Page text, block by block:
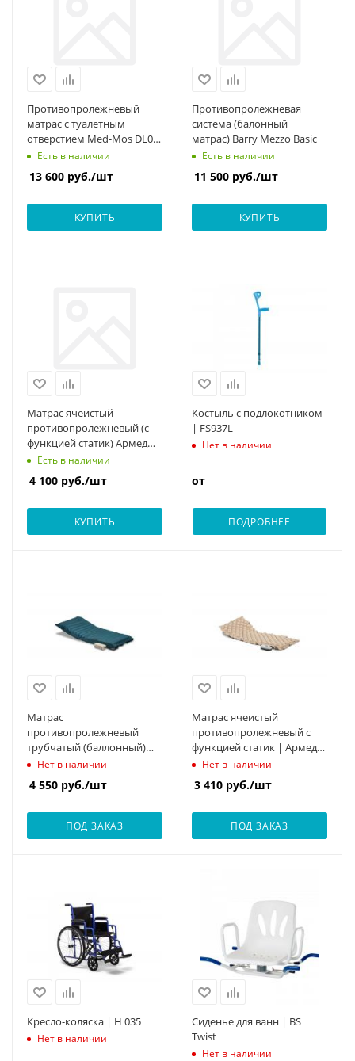
Противопролежневый
матрас с туалетным
отверстием Med-Mos DL07-
IIIB (DB-11A/E-45A)
Есть в наличии
13 600 руб./шт
КУПИТЬ
Противопролежневая
система (балонный
матрас) Barry Mezzo Basic
Есть в наличии
11 500 руб./шт
КУПИТЬ
Матрас ячеистый
противопролежневый (с
функцией статик) Армед
DGC001-1
Есть в наличии
4 100 руб./шт
КУПИТЬ
Костыль с подлокотником
| FS937L
Нет в наличии
от
ПОДРОБНЕЕ
Матрас
противопролежневый
трубчатый (баллонный)
без функции статик |
Армед DGC001-2
Нет в наличии
4 550 руб./шт
ПОД ЗАКАЗ
Матрас ячеистый
противопролежневый с
функцией статик | Армед
DGC001-1
Нет в наличии
3 410 руб./шт
ПОД ЗАКАЗ
Кресло-коляска | H 035
Нет в наличии
Сиденье для ванн | BS
Twist
Нет в наличии